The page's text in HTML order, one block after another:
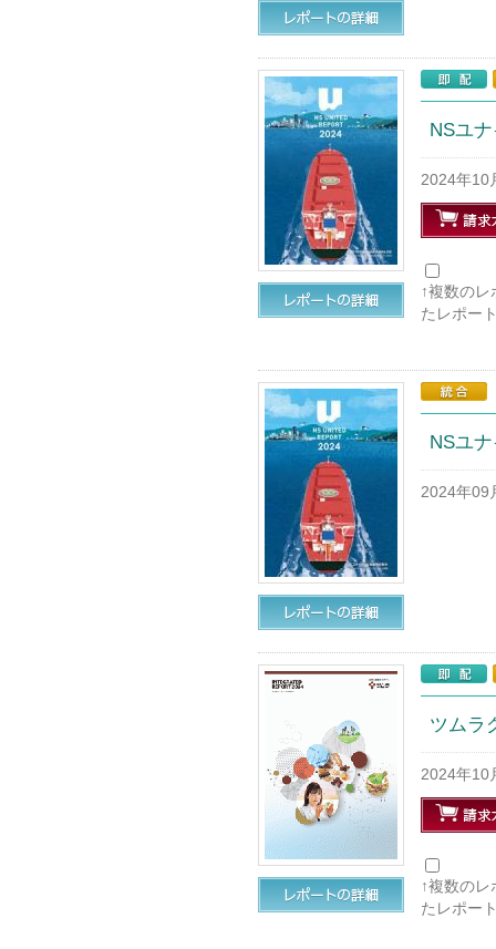
NSユ
2024年10
↑複数の
たレポー
NSユ
2024年09
ツムラ
2024年10
↑複数の
たレポー